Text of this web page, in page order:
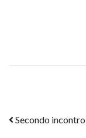
Post
Secondo